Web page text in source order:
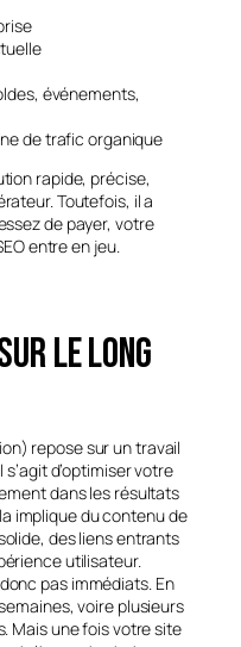
événements,
de trafic organique
rapide, précise,
Toutefois, il a
de payer, votre
entre en jeu.
le long
repose sur un travail
d’optimiser votre
dans les résultats
implique du contenu de
des liens entrants
utilisateur.
pas immédiats. En
voire plusieurs
Mais une fois votre site